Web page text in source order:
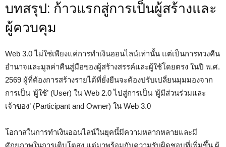
บทสรุป: ก้าวแรกสู่การเป็นผู้สร้างและ
ผู้ควบคุม
Web 3.0 ไม่ใช่เพียงแค่การทำเงินออนไลน์เท่านั้น แต่เป็นการทวงคืน
อำนาจและมูลค่าคืนสู่มือของผู้สร้างสรรค์และผู้ใช้โดยตรง ในปี พ.ศ.
2569 ผู้ที่ต้องการสร้างรายได้ที่ยั่งยืนจะต้องปรับเปลี่ยนมุมมองจาก
การเป็น ‘ผู้ใช้’ (User) ใน Web 2.0 ไปสู่การเป็น ‘ผู้มีส่วนร่วมและ
เจ้าของ’ (Participant and Owner) ใน Web 3.0
โอกาสในการทำเงินออนไลน์ในยุคนี้มีความหลากหลายและมี
ศักยภาพในการเติบโตสูง แต่มาพร้อมกับความรับผิดชอบที่เพิ่มขึ้น ผู้